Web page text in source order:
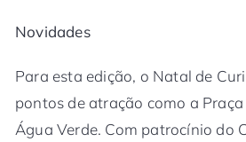
Novidades
Para esta edição, o Natal de
pontos de atração como a
Água Verde. Com patrocínio do